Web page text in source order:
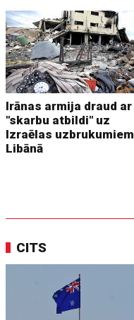
Irānas armija draud ar
"skarbu atbildi" uz
Izraēlas uzbrukumiem
Libānā
CITS